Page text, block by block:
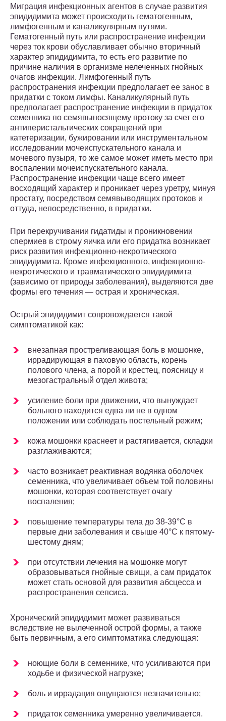
Миграция инфекционных агентов в случае развития
эпидидимита может происходить гематогенным,
лимфогенным и каналикулярным путями.
Гематогенный путь или распространение инфекции
через ток крови обуславливает обычно вторичный
характер эпидидимита, то есть его развитие по
причине наличия в организме нелеченных гнойных
очагов инфекции. Лимфогенный путь
распространения инфекции предполагает ее занос в
придатки с током лимфы. Каналикулярный путь
предполагает распространение инфекции в придаток
семенника по семявыносящему протоку за счет его
антиперистальтических сокращений при
катетеризации, бужировании или инструментальном
исследовании мочеиспускательного канала и
мочевого пузыря, то же самое может иметь место при
воспалении мочеиспускательного канала.
Распространение инфекции чаще всего имеет
восходящий характер и проникает через уретру, минуя
простату, посредством семявыводящих протоков и
оттуда, непосредственно, в придатки.
При перекручивании гидатиды и проникновении
спермиев в строму яичка или его придатка возникает
риск развития инфекционно-некротического
эпидидимита. Кроме инфекционного, инфекционно-
некротического и травматического эпидидимита
(зависимо от природы заболевания), выделяются две
формы его течения — острая и хроническая.
Острый эпидидимит сопровождается такой
симптоматикой как:
внезапная простреливающая боль в мошонке,
иррадирующая в паховую область, корень
полового члена, а порой и крестец, поясницу и
мезогастральный отдел живота;
усиление боли при движении, что вынуждает
больного находится едва ли не в одном
положении или соблюдать постельный режим;
кожа мошонки краснеет и растягивается, складки
разглаживаются;
часто возникает реактивная водянка оболочек
семенника, что увеличивает объем той половины
мошонки, которая соответствует очагу
воспаления;
повышение температуры тела до 38-39°С в
первые дни заболевания и свыше 40°С к пятому-
шестому дням;
при отсутствии лечения на мошонке могут
образовываться гнойные свищи, а сам придаток
может стать основой для развития абсцесса и
распространения сепсиса.
Хронический эпидидимит может развиваться
вследствие не вылеченной острой формы, а также
быть первичным, а его симптоматика следующая:
ноющие боли в семеннике, что усиливаются при
ходьбе и физической нагрузке;
боль и иррадация ощущаются незначительно;
придаток семенника умеренно увеличивается.